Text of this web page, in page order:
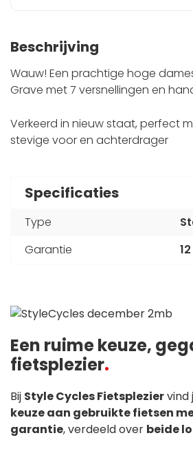
Beschrijving
Wauw! Een prachtige hoge
Grave met 7 versnellingen en
Verkeerd in nieuw staat, perfect
stevige voor en achterdrager
Specificaties
Type
Garantie
Een ruime keuze,
fietsplezier
Bij Style Cycles Fietspleziervind
keuze aan gebruikte fietsen
garantie, verdeeld over beide